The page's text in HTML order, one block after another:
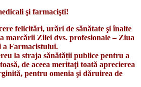
şi farmacişti!
felicitări, urări de sănătate şi înalte
marcării Zilei dvs. profesionale – Ziua
Farmacistului.
la straja sănătății publice pentru a
de aceea meritaţi toată aprecierea
pentru omenia şi dăruirea de